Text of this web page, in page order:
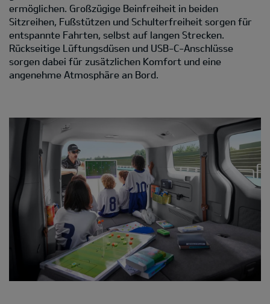
ermöglichen. Großzügige Beinfreiheit in beiden
Sitzreihen, Fußstützen und Schulterfreiheit sorgen für
entspannte Fahrten, selbst auf langen Strecken.
Rückseitige Lüftungsdüsen und USB-C-Anschlüsse
sorgen dabei für zusätzlichen Komfort und eine
angenehme Atmosphäre an Bord.